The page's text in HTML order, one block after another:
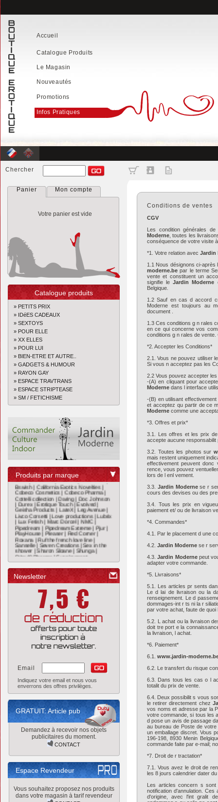
Accueil
Catalogue Produits
Le Magasin
Nouveautés
Promotions
Infos Pratiques
Chercher
Panier Mon compte
Votre panier est vide
Catalogue produits
» PETITS PRIX
» IDéES CADEAUX
» SEXTOYS
» POUR ELLE
» XX ELLES
» POUR LUI
» BIEN-ETRE ET AUTRE..
» GADGETS & HUMOUR
» RAYON GAY
» ESPACE TRAVTRANS
» ESPACE STRIPTEASE
» SM / FETICHISME
Produits par marque
B-P |Baci Black | Baci Eye |
Baci White |
Big Teaze Toys |
Level |Blue Line |Bound by Diamonds |
Bswish |California Exotics Novelties |
Cobeco Cosmetics |
Cottelli collection |Daring |Doc Johnson
|Durex |Erotique Touch |Evolved |
Geisha Products |LateX |Leg Avenue |
Livco Corsetti |Love productions |Lubrix
|Lux Fetish |Marc Dorcel |NMC |
Pipedream |Pipedream Extreme |Pjur |
PlayHouse |Pleaser |Red Corner |
Roxana |Ruf the french love line |
Sanselle |Seven Creations |Sex in the
shower |Sharon Sloane |Shunga |
Stimul8 Pharma |Svenjoyment
Underwear |Swan |Swede |Tenga |
Joy |Toyz4lovers |Vibrastring |We vibe
|Wet For Her |World Wigs |Yomi |
Newsletter
Email
Indiquez votre email et nous vous
enverrons des offres privilèges.
GRATUIT: Article pub
Demandez à recevoir nos objets
publicitaires du moment.
CONTACT
Espace Revendeur
Vous souhaitez proposez nos produits
dans votre magasin à tarif revendeur
Conditions de ventes
CGV
Les condition générales
Moderne , toutes les
conséquence de votre visite
*1. Votre relation avec Jardin
1.1 Nous désignons ci-
moderne.be par le terme
vente et constituent un
signifie leJardin Moderne
Belgique.
1.2 Sauf en cas d accord
Moderne est toujours au
document .
1.3 Ces conditions g n rales
en ce qui concerne vos
conditions g n rales de
*2. Accepter les Conditions*
2.1. Vous ne pouvez utiliser
Si vous n acceptez pas les
2.2 Vous pouvez accepter
-(A) en cliquant pour
Moderne dans l interface
-(B) en utilisant
et acceptez qu partir de ce
Moderne comme une
*3. Offres et prix*
3.1. Les offres et les prix
accepte aucune
3.2. Toutes les photos sur
mais restent uniquement
effectivement peuvent
rence, vous pouvez
lors de l enl vement.
3.3. Jardin Modernese r
cours des devises ou des
3.4. Tous les prix en
paiement et/ ou de livraison
*4. Commandes*
4.1. Par le placement d une
4.2. Jardin Moderne se r
4.3.Jardin Modernepeut
adapter votre commande.
*5. Livraisons*
5.1. Les articles pr sents
Le d lai de livraison ou la
renseignement. Le d
dommages-int r ts ni la r
par votre achat, faute de
5.2. L achat ou la livraison
doit tre port e la
la livraison, l achat.
*6. Paiement*
6.1. www.jardin-
6.2. Le transfert du risque
6.3. Dans tous les cas o l
totalit du prix de vente.
6.4. Deux possibilit s vous
le retirer directement chez
vos noms et adresse par la
votre commande, si tous les
d pose un avis de passage
au bureau de Poste de
un emballage discret. Vous
196-198, 8930 Menin
commande faite par e-mail;
*7. Droit de r tractation*
7.1. Vous avez le droit de
les 8 jours calendrier dater
Les articles concern s
notification d'annulation. Ces
d'origine, avec l'int gralit